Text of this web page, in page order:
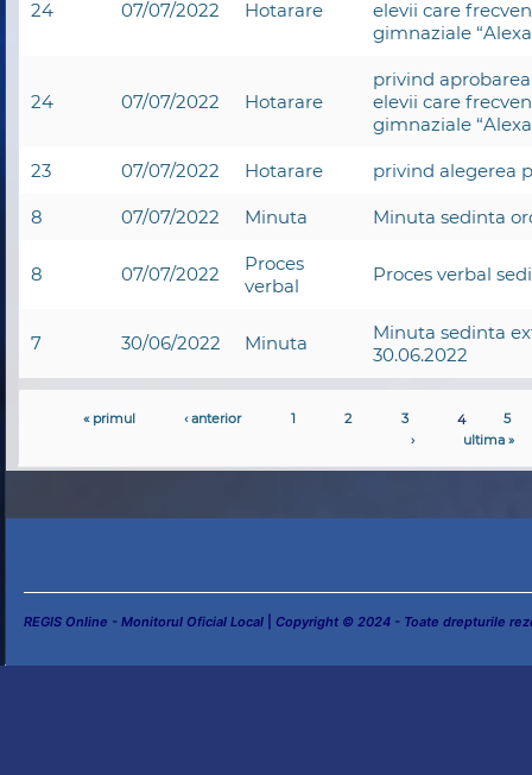
24 07/07/2022 Hotarare
elevii care
gimnaziale
24 07/07/2022 Hotarare
privind
elevii care
gimnaziale
23 07/07/2022 Hotarare privind alegerea
8 07/07/2022 Minuta Minuta sedinta
8 07/07/2022
Proces
verbal
Proces verbal
7 30/06/2022 Minuta
Minuta sedinta
30.06.2022
« primul ‹ anterior 1 2 3 4
5
›
ultima »
REGIS Online - Monitorul Oficial Local Copyright © 2024 - Toate drepturile